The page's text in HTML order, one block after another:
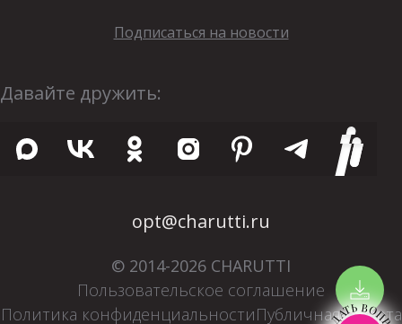
Подписаться на новости
Давайте дружить:
opt@charutti.ru
© 2014-2026 CHARUTTI
Пользовательское соглашение
Политика конфиденциальностиПубличная оферта